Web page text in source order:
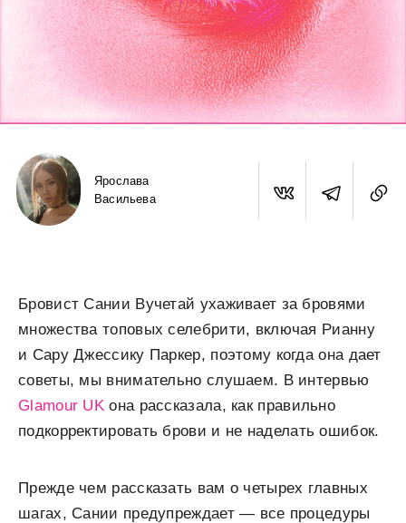
Ярослава
Васильева
Бровист Сании Вучетай ухаживает за бровями
множества топовых селебрити, включая Рианну
и Сару Джессику Паркер, поэтому когда она дает
советы, мы внимательно слушаем. В интервью
Glamour UKона рассказала, как правильно
подкорректировать брови и не наделать ошибок.
Прежде чем рассказать вам о четырех главных
шагах, Сании предупреждает — все процедуры